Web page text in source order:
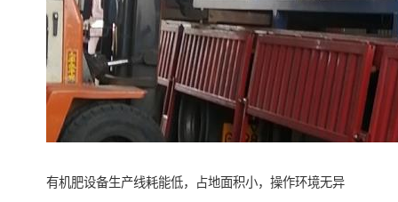
有机肥设备生产线耗能低，占地面积小，操作环境无异